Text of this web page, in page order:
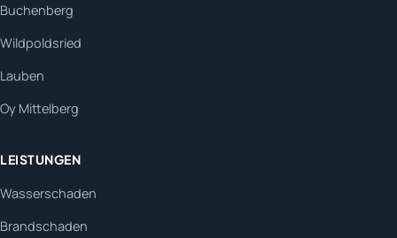
Buchenberg
Wildpoldsried
Lauben
Oy Mittelberg
LEISTUNGEN
Wasserschaden
Brandschaden